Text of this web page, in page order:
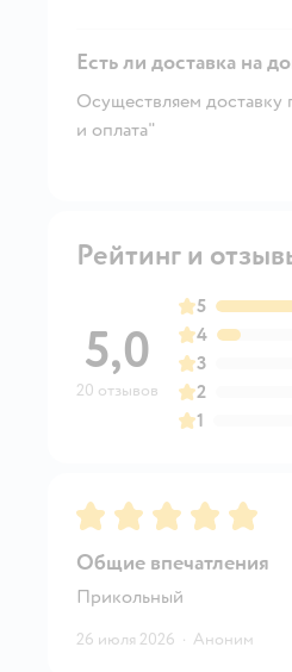
Есть ли доставка на
Осуществляем
и оплата"
Рейтинг и
5,0
20 отзывов
5
4
3
2
1
Рейтинг:5
Общие впечатления
Прикольный
26 июля 2026 · Аноним